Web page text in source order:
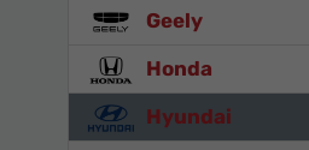
Geely
Honda
Hyundai